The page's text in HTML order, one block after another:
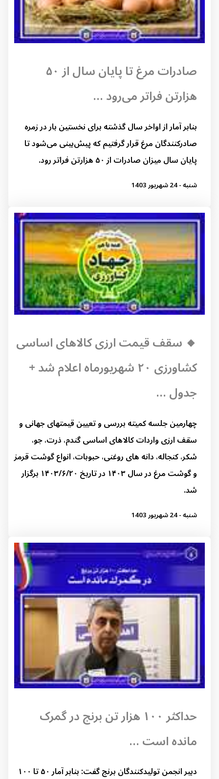
صادرات مرغ تا پایان سال از ۵۰
هزارتن فراتر می‌رود ...
بنابر آمار از اواخر سال گذشته برای نخستین بار در زمره
صادرکنندگان مرغ قرار گرفتیم که پیش‌بینی می‌شود تا
پایان سال میزان صادرات از ۵۰ هزارتن فراتر رود.
شنبه - 24 شهریور 1403
🔸 سقف قیمت ارزی کالاهای اساسی
کشاورزی ۲۰ شهریورماه اعلام شد +
جدول ...
چهارمین جلسه کمیته بررسی و تعیین قیمتهای جهانی و
سقف ارزی واردات کالاهای اساسی گندم، ذرت، جو،
شکر، کنجاله، دانه های روغنی، حبوبات، انواع گوشت قرمز
و گوشت مرغ در سال ۱۴۰۳ در تاریخ ۱۴۰۳/۶/۲۰ برگزار
شد.
شنبه - 24 شهریور 1403
حداکثر ۱۰۰ هزار تن برنج در گمرک
مانده است ...
دبیر انجمن تولیدکنندگان برنج گفت: بنابر آمار ۵۰ تا ۱۰۰